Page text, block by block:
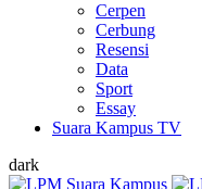
Cerpen
Cerbung
Resensi
Data
Sport
Essay
Suara Kampus TV
dark